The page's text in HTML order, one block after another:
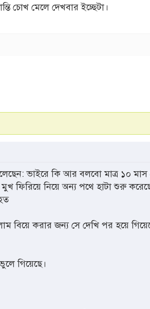
চোখ মেলে দেখবার ইচ্ছেটা।
ভাইরে কি আর বলবো মাত্র ১০ মাস
ফিরিয়ে নিয়ে অন্য পথে হাটা শুরু
বিয়ে করার জন্য সে দেখি পর হয়ে
গিয়েছে।